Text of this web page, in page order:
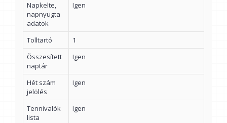
Napkelte,
napnyugta
adatok
Igen
Tolltartó
1
Összesített
naptár
Igen
Hét szám
jelölés
Igen
Tennivalók
lista
Igen